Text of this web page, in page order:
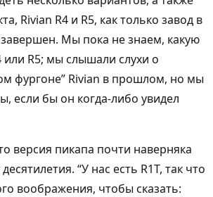
Rivian R4 и R5, как только завод в
Мы пока не знаем, какую
R5; мы слышали слухи о
фургоне” Rivian в прошлом, но мы
если бы он когда-либо увидел
версия пикапа почти наверняка
“У нас есть R1T, так что
воображения, чтобы сказать: